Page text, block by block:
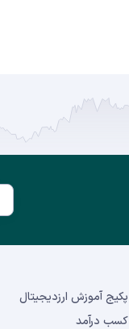
پکیج آموزش ارزدیجیتال
کسب درآمد